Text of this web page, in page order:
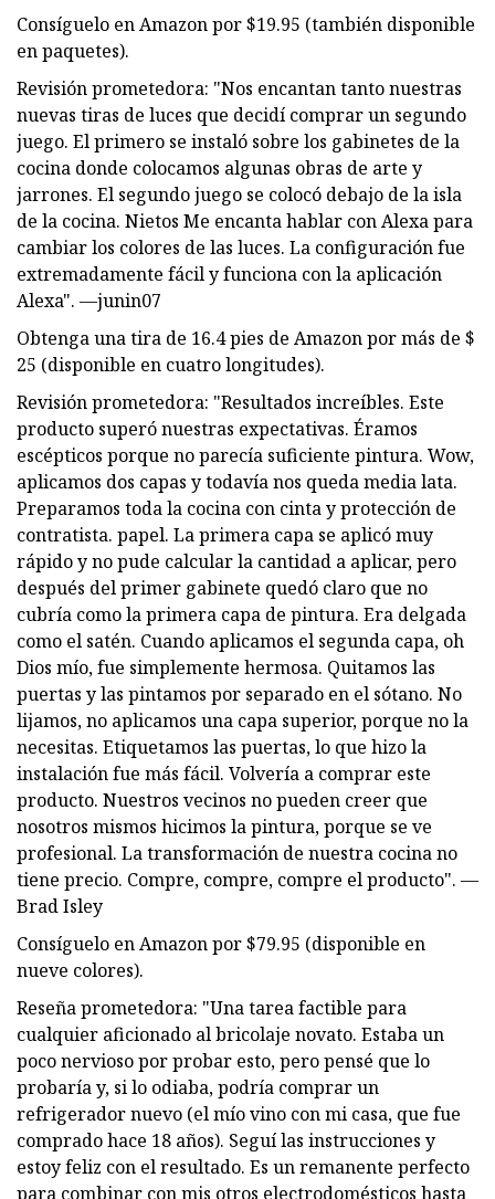
Consíguelo en Amazon por $19.95 (también disponible
en paquetes).
Revisión prometedora: "Nos encantan tanto nuestras
nuevas tiras de luces que decidí comprar un segundo
juego. El primero se instaló sobre los gabinetes de la
cocina donde colocamos algunas obras de arte y
jarrones. El segundo juego se colocó debajo de la isla
de la cocina. Nietos Me encanta hablar con Alexa para
cambiar los colores de las luces. La configuración fue
extremadamente fácil y funciona con la aplicación
Alexa". —junin07
Obtenga una tira de 16.4 pies de Amazon por más de $
25 (disponible en cuatro longitudes).
Revisión prometedora: "Resultados increíbles. Este
producto superó nuestras expectativas. Éramos
escépticos porque no parecía suficiente pintura. Wow,
aplicamos dos capas y todavía nos queda media lata.
Preparamos toda la cocina con cinta y protección de
contratista. papel. La primera capa se aplicó muy
rápido y no pude calcular la cantidad a aplicar, pero
después del primer gabinete quedó claro que no
cubría como la primera capa de pintura. Era delgada
como el satén. Cuando aplicamos el segunda capa, oh
Dios mío, fue simplemente hermosa. Quitamos las
puertas y las pintamos por separado en el sótano. No
lijamos, no aplicamos una capa superior, porque no la
necesitas. Etiquetamos las puertas, lo que hizo la
instalación fue más fácil. Volvería a comprar este
producto. Nuestros vecinos no pueden creer que
nosotros mismos hicimos la pintura, porque se ve
profesional. La transformación de nuestra cocina no
tiene precio. Compre, compre, compre el producto". —
Brad Isley
Consíguelo en Amazon por $79.95 (disponible en
nueve colores).
Reseña prometedora: "Una tarea factible para
cualquier aficionado al bricolaje novato. Estaba un
poco nervioso por probar esto, pero pensé que lo
probaría y, si lo odiaba, podría comprar un
refrigerador nuevo (el mío vino con mi casa, que fue
comprado hace 18 años). Seguí las instrucciones y
estoy feliz con el resultado. Es un remanente perfecto
para combinar con mis otros electrodomésticos hasta